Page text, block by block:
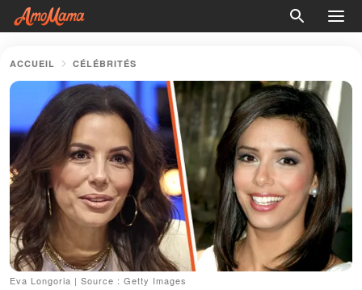
ACCUEIL CÉLÉBRITÉS
Eva Longoria | Source : Getty Images